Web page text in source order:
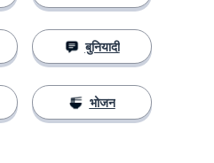
बुनियादी
भोजन